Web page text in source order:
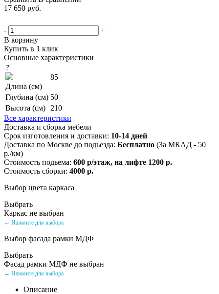
17 650 руб.
-
+
В корзину
Купить в 1 клик
Основные характеристики
?
Длина (см)
85
Глубина (см) 50
Высота (см)
210
Все характеристики
Доставка и сборка мебели
Срок изготовления и доставки: 10-14 дней
Доставка по Москве до подьезда: Бесплатно (За МКАД - 50
р./км)
Стоимость подьема: 600 р/этаж, на лифте 1200 р.
Стоимость сборки: 4000 р.
Выбор цвета каркаса
Выбрать
Каркас не выбран
← Нажмите для выбора
Выбор фасада рамки МДФ
Выбрать
Фасад рамки МДФ не выбран
← Нажмите для выбора
Описание